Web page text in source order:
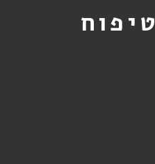
טיפוח